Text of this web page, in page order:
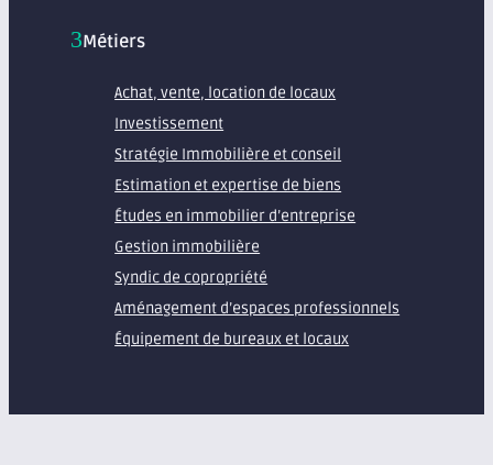
Métiers
Achat, vente, location de locaux
Investissement
Stratégie Immobilière et conseil
Estimation et expertise de biens
Études en immobilier d’entreprise
Gestion immobilière
Syndic de copropriété
Aménagement d’espaces professionnels
Équipement de bureaux et locaux